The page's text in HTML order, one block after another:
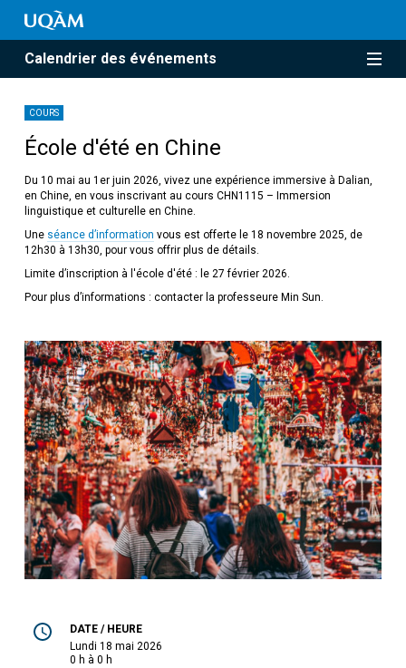
Calendrier des événements
COURS
École d'été en Chine
Du 10 mai au 1er juin 2026, vivez une expérience immersive à Dalian,
en Chine, en vous inscrivant au cours CHN1115 – Immersion
linguistique et culturelle en Chine.
Une séance d’information vous est offerte le 18 novembre 2025, de
12h30 à 13h30, pour vous offrir plus de détails.
Limite d’inscription à l'école d'été : le 27 février 2026.
Pour plus d’informations : contacter la professeure Min Sun.
DATE / HEURE
lundi 18 mai 2026
0 h à 0 h